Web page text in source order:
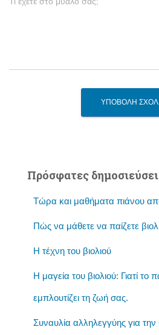
Πρόσφατες
Τώρα και μαθήματα πιάνου
Πώς να μάθετε να παίζετε
Η τέχνη του βιολιού
Η μαγεία του βιολιού: Γιατί το
εμπλουτίζει τη ζωή σας.
Συναυλία αλληλεγγύης για